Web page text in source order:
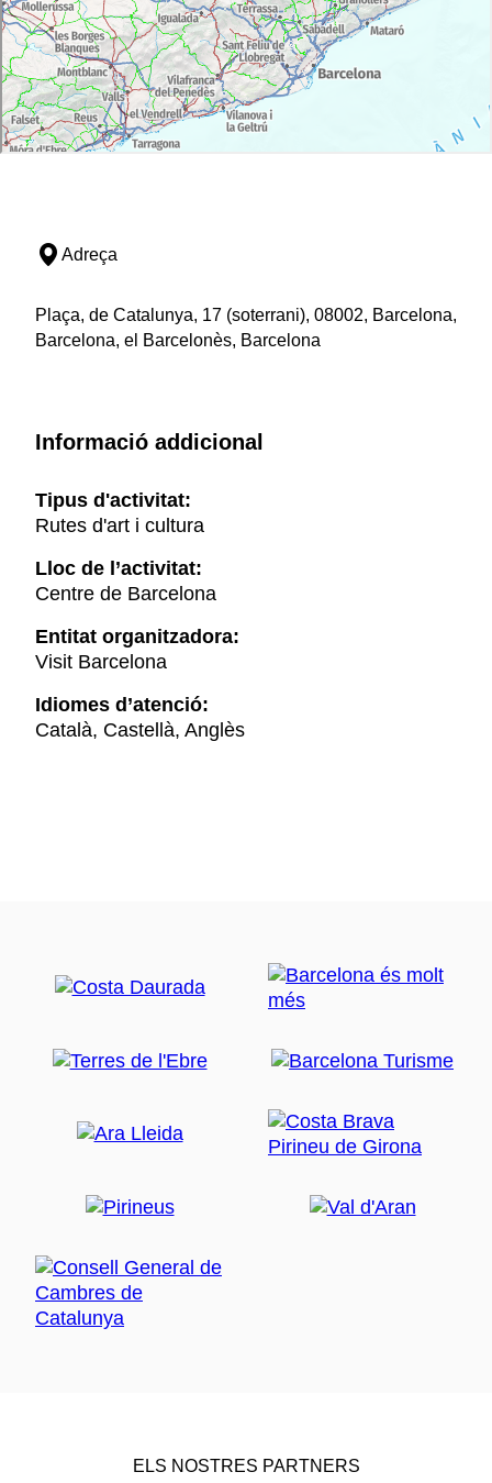
Adreça
Plaça, de Catalunya, 17 (soterrani), 08002, Barcelona,
Barcelona, el Barcelonès, Barcelona
Informació addicional
Tipus d'activitat:
Rutes d'art i cultura
Lloc de l’activitat:
Centre de Barcelona
Entitat organitzadora:
Visit Barcelona
Idiomes d’atenció:
Català, Castellà, Anglès
ELS NOSTRES PARTNERS